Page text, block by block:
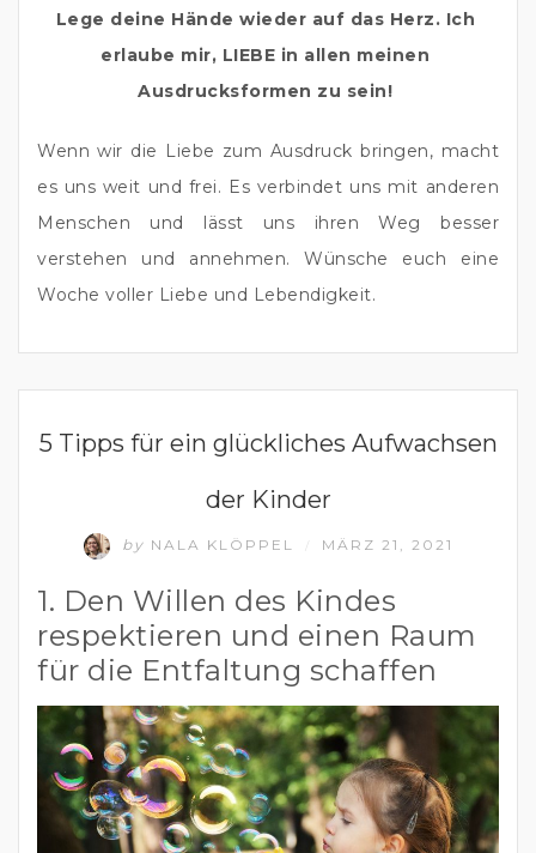
Lege deine Hände wieder auf das Herz. Ich
erlaube mir, LIEBE in allen meinen
Ausdrucksformen zu sein!
Wenn wir die Liebe zum Ausdruck bringen, macht
es uns weit und frei. Es verbindet uns mit anderen
Menschen und lässt uns ihren Weg besser
verstehen und annehmen. Wünsche euch eine
Woche voller Liebe und Lebendigkeit.
ELTERNSEIN
5 Tipps für ein glückliches Aufwachsen
der Kinder
by NALA KLÖPPEL MÄRZ 21, 2021
1. Den Willen des Kindes
respektieren und einen Raum
für die Entfaltung schaffen